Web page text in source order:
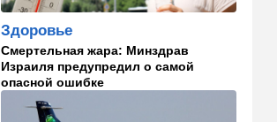
оборонному партнерству
11:03
Найдено сильно
разложившееся тело:
поиски 23-летнего парня
приняли трагический оборот
Здоровье
Смертельная жара: Минздрав
Израиля предупредил о самой
опасной ошибке